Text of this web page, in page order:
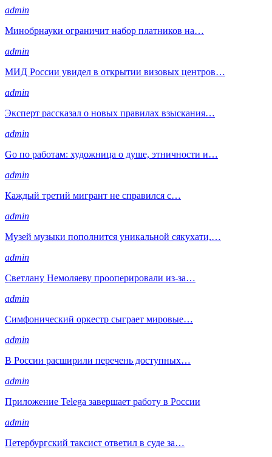
admin
Минобрнауки ограничит набор платников на…
admin
МИД России увидел в открытии визовых центров…
admin
Эксперт рассказал о новых правилах взыскания…
admin
Go по работам: художница о душе, этничности и…
admin
Каждый третий мигрант не справился с…
admin
Музей музыки пополнится уникальной сякухати,…
admin
Светлану Немоляеву прооперировали из-за…
admin
Симфонический оркестр сыграет мировые…
admin
В России расширили перечень доступных…
admin
Приложение Telega завершает работу в России
admin
Петербургский таксист ответил в суде за…